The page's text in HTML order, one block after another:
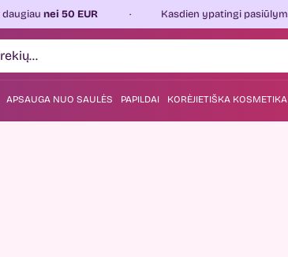
EUR Kasdien ypatingi pasiūlymai!
APSAUGA NUO SAULĖS PAPILDAI KORĖJIETIŠKA KOSMETIKA